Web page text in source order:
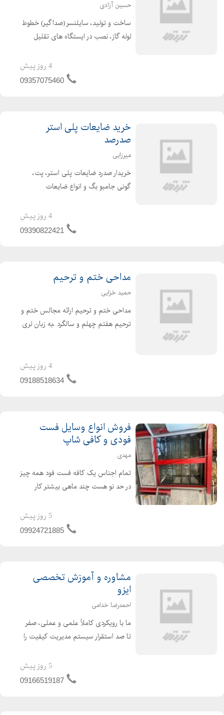
حسین آزادی
ساخت و تولید، سایلنسر (صداگیر) خطوط
لوله گاز، نصب در ایستگاه های تقلیل
کردن نویز ریدکشن و توبرو لنت ( سایلنسر
گاز، قابل نصب در ایستگاه های تقلیل
4 روز پیش
09357075460
خرید ضایعات پلی استر
صدرصد
میرزایی
خریدار صدرد ضایعات پلی استر، پت،
گونی جامبو بگ و انواع ضایعات
4 روز پیش
09390822421
مداحی ختم و ترحیم
حمید خزایی
مداحی ختم و ترحیم ارائه مجالس ختم و
ترحیم هفتم چهلم و سالگرد ،به زبان لری
4 روز پیش
09188518634
فروش انواع وسایل فست
فودی و کافی شاپ
مهدی
تمام اجناس یک کافه فست فود همه چیز
در حد نو هست چند ماهی بیشتر کار
5 روز پیش
09924721885
مشاوره و آموزش تخصصی
ایزو
احمدرضا خدامی
ما با رویکردی کاملاً علمی و عملی، صفر
تا صد استقرار سیستم مدیریت کیفیت را
راهبری می کنیم. تمرکز ما بر ایجاد
سیستمی است که از نقطه شروع تا
5 روز پیش
09166519187